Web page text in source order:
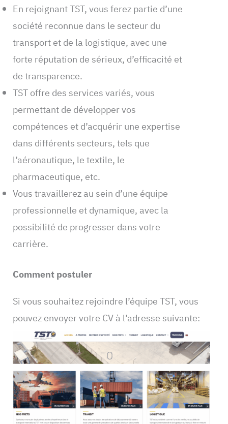
En rejoignant TST, vous ferez partie d’une
société reconnue dans le secteur du
transport et de la logistique, avec une
forte réputation de sérieux, d’efficacité et
de transparence.
TST offre des services variés, vous
permettant de développer vos
compétences et d’acquérir une expertise
dans différents secteurs, tels que
l’aéronautique, le textile, le
pharmaceutique, etc.
Vous travaillerez au sein d’une équipe
professionnelle et dynamique, avec la
possibilité de progresser dans votre
carrière.
Comment postuler
Si vous souhaitez rejoindre l’équipe TST, vous
pouvez envoyer votre CV à l’adresse suivante: